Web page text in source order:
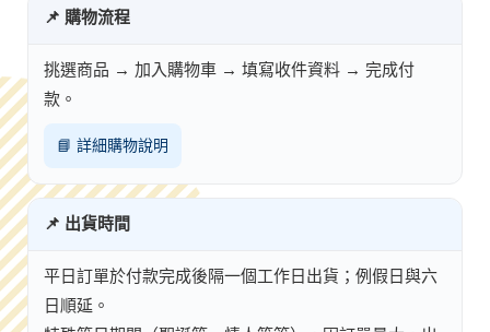
📌 購物流程
挑選商品 → 加入購物車 → 填寫收件資料 → 完成付
款。
📘 詳細購物說明
📌 出貨時間
平日訂單於付款完成後隔一個工作日出貨；例假日與六
日順延。